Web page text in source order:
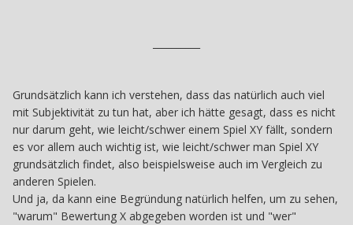
Grundsätzlich kann ich verstehen, dass das natürlich auch viel
mit Subjektivität zu tun hat, aber ich hätte gesagt, dass es nicht
nur darum geht, wie leicht/schwer einem Spiel XY fällt, sondern
es vor allem auch wichtig ist, wie leicht/schwer man Spiel XY
grundsätzlich findet, also beispielsweise auch im Vergleich zu
anderen Spielen.
Und ja, da kann eine Begründung natürlich helfen, um zu sehen,
"warum" Bewertung X abgegeben worden ist und "wer"